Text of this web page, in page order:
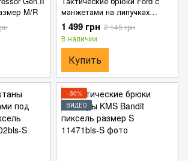
M/R
манжетами на липучках
пиксель размер S
1 499 грн 2 145 грн
В наличии
Купить
−30%
ВИДЕО